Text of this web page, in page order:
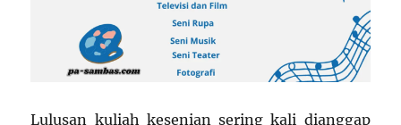
Lulusan kuliah kesenian sering kali dianggap